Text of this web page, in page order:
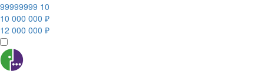
99999999 10
10 000 000 ₽
12 000 000 ₽